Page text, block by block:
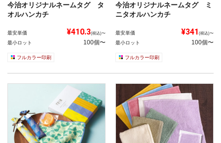
今治オリジナルネームタグ タ
オルハンカチ
最安単価 ¥410.3(税込)〜
最小ロット 100個〜
フルカラー印刷
今治オリジナルネームタグ ミ
ニタオルハンカチ
最安単価 ¥341 (税込)〜
最小ロット 100個〜
フルカラー印刷